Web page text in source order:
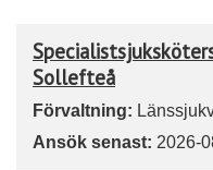
Sollefteå
Förvaltning:
Ansök senast: 2026-